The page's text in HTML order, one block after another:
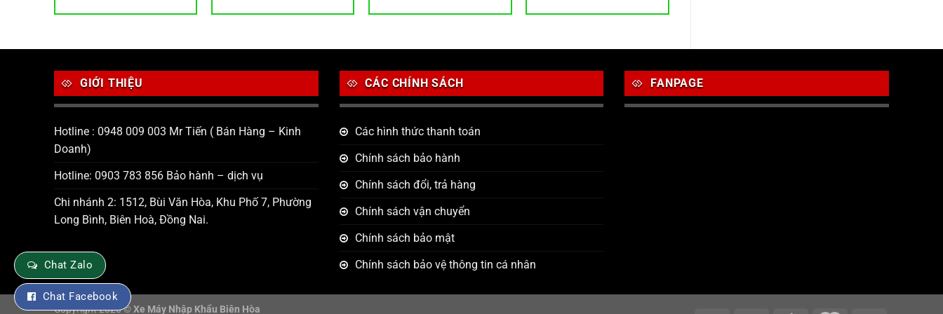
GIỚI THIỆU
Hotline : 0948 009 003 Mr Tiến ( Bán Hàng – Kinh
Doanh)
Hotline: 0903 783 856 Bảo hành – dịch vụ
Chi nhánh 2: 1512, Bùi Văn Hòa, Khu Phố 7, Phường
Long Bình, Biên Hoà, Đồng Nai.
CÁC CHÍNH SÁCH
Các hình thức thanh toán
Chính sách bảo hành
Chính sách đổi, trả hàng
Chính sách vận chuyển
Chính sách bảo mật
Chính sách bảo vệ thông tin cá nhân
FANPAGE
Copyright 2026 © Xe Máy Nhập Khẩu Biên Hòa
Chat Zalo
Chat Facebook